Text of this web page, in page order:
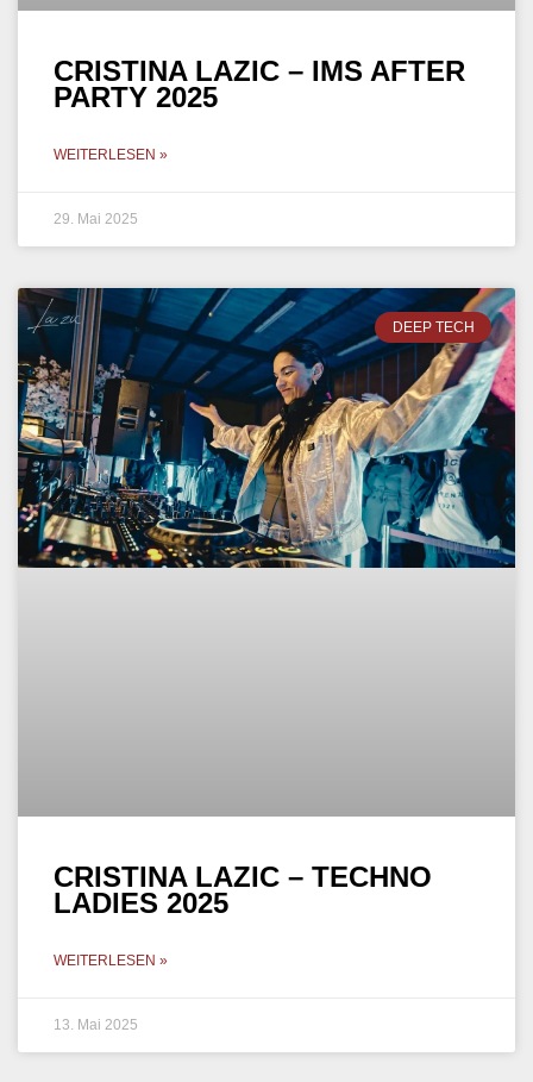
CRISTINA LAZIC – IMS AFTER
PARTY 2025
WEITERLESEN »
29. Mai 2025
DEEP TECH
CRISTINA LAZIC – TECHNO
LADIES 2025
WEITERLESEN »
13. Mai 2025